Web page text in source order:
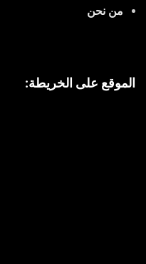
من نحن
الموقع على الخريطة: